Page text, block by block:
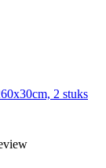
2 stuks